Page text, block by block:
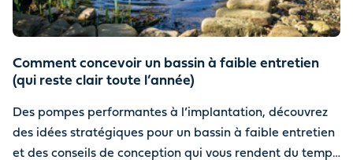
Comment concevoir un bassin à faible entretien
(qui reste clair toute l’année)
Des pompes performantes à l’implantation, découvrez
des idées stratégiques pour un bassin à faible entretien
et des conseils de conception qui vous rendent du temps